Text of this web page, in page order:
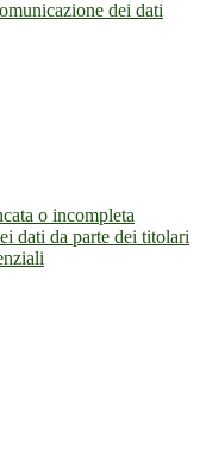
dei dati
o incompleta
dati da parte dei titolari